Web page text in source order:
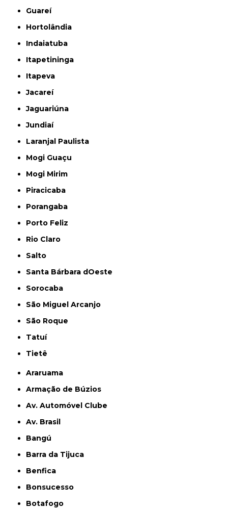
Guareí
Hortolândia
Indaiatuba
Itapetininga
Itapeva
Jacareí
Jaguariúna
Jundiaí
Laranjal Paulista
Mogi Guaçu
Mogi Mirim
Piracicaba
Porangaba
Porto Feliz
Rio Claro
Salto
Santa Bárbara dOeste
Sorocaba
São Miguel Arcanjo
São Roque
Tatuí
Tietê
Araruama
Armação de Búzios
Av. Automóvel Clube
Av. Brasil
Bangú
Barra da Tijuca
Benfica
Bonsucesso
Botafogo